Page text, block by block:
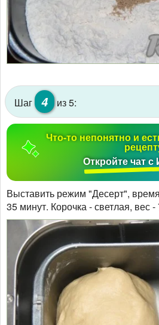
Шаг 4 из 5:
Что-то непонятно и
Откройте чат
Выставить режим "Десерт",
35 минут. Корочка - светлая, вес